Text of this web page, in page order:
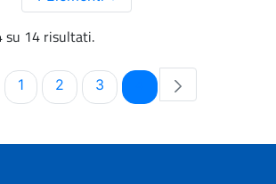
su 14 risultati.
Pagina
1 Pagina
2 Pagina
3 Pagina